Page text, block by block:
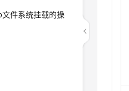
件系统挂载的操